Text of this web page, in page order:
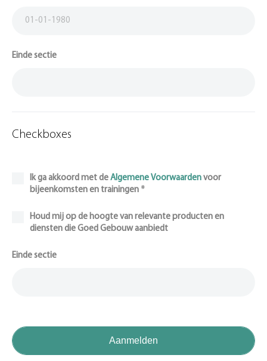
Einde sectie
Checkboxes
Ik ga akkoord met de Algemene Voorwaarden voor
bijeenkomsten en trainingen *
Houd mij op de hoogte van relevante producten en
diensten die Goed Gebouw aanbiedt
Einde sectie
Aanmelden